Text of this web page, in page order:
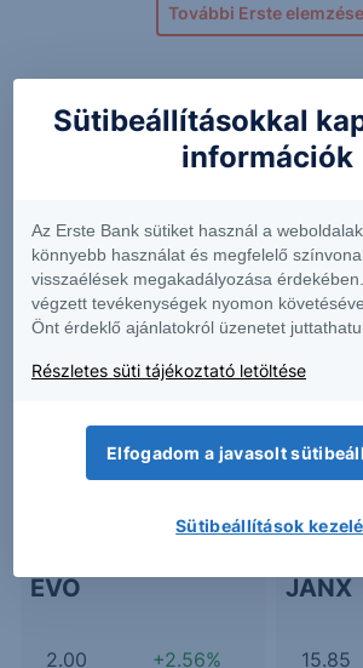
További Erste
Kapcsolódó termékek
AKBA
0.91 -4.66%
ALTS
0.8550
19.58 +2.84% 65.91
EVO
2.00 +2.56%
JANX
15.85
Sütibeállításokkal
információk
Az Erste Bank sütiket használ a
könnyebb használat és megfelelő
visszaélések megakadályozása
végzett tevékenységek nyomon
Önt érdeklő ajánlatokról üzenetet
Részletes süti tájékoztató letöltése
Elfogadom a javasolt
Sütibeállítások